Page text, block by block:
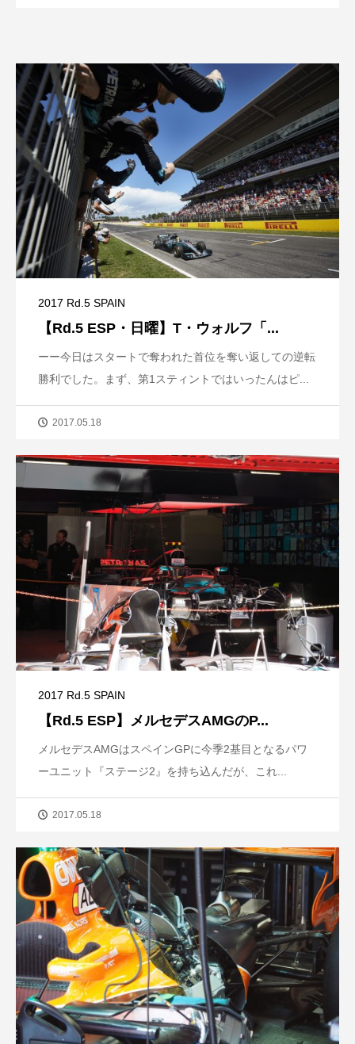
2017 Rd.5 SPAIN
【Rd.5 ESP・日曜】T・ウォルフ「...
ーー今日はスタートで奪われた首位を奪い返しての逆転
勝利でした。まず、第1スティントではいったんはピ...
2017.05.18
2017 Rd.5 SPAIN
【Rd.5 ESP】メルセデスAMGのP...
メルセデスAMGはスペインGPに今季2基目となるパワ
ーユニット『ステージ2』を持ち込んだが、これ...
2017.05.18